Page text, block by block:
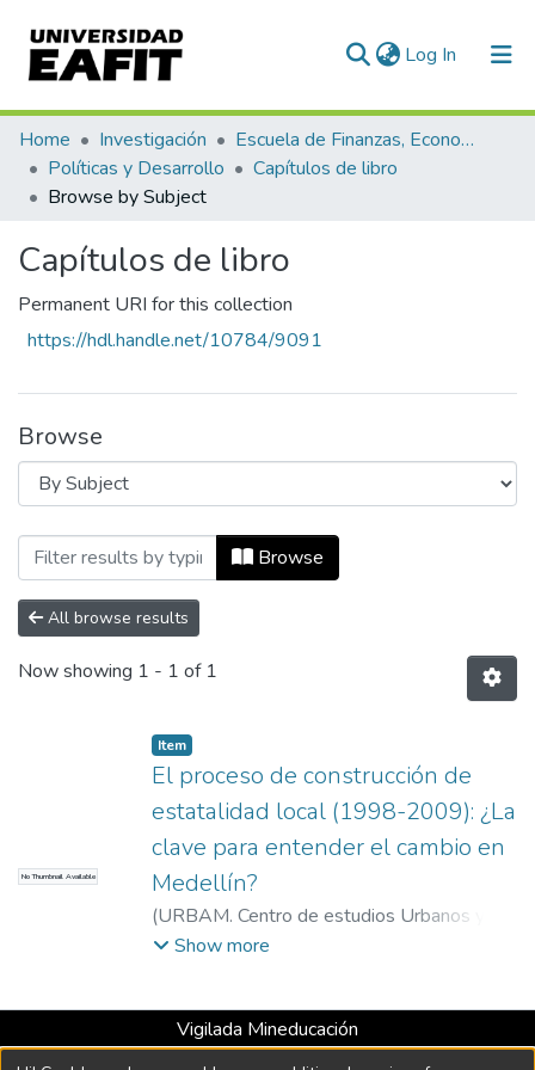
Log In (current)
Communities & Collections
All of DSpace
Home Investigación
Escuela de Finanzas, Economía y Gobierno
Políticas y Desarrollo
Capítulos de libro
Browse by Subject
Capítulos de libro
Permanent URI for this collection
https://hdl.handle.net/10784/9091
Browse
Browsing Capítulos de libro by Subject
Browse
All browse results
Now showing 1 - 1 of 1
No Thumbnail Available
Item
El proceso de construcción de
estatalidad local (1998-2009): ¿La
clave para entender el cambio en
Medellín?
(URBAM. Centro de estudios Urbanos y
Ambientales,2010-10
Universidad EAFIT. Departamento de
Show more
Vigilada Mineducación
Universidad con Acreditación Institucional hasta 2026 -